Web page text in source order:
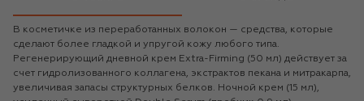
В косметичке из переработанных волокон — средства, которые
сделают более гладкой и упругой кожу любого типа.
Регенерирующий дневной крем Extra-Firming (50 мл) действует за
счет гидролизованного коллагена, экстрактов пекана и митракарпа,
увеличивая запасы структурных белков. Ночной крем (15 мл),